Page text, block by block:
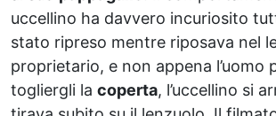
uccellino ha davvero incuriosito
stato ripreso mentre riposava nel
proprietario, e non appena l’uomo
togliergli la coperta, l’uccellino si